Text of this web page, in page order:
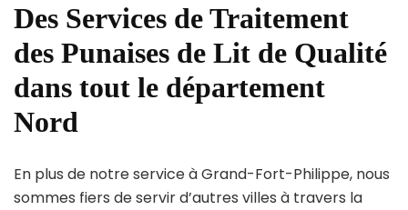
Des Services de Traitement
des Punaises de Lit de Qualité
dans tout le département
Nord
En plus de notre service à Grand-Fort-Philippe, nous
sommes fiers de servir d’autres villes à travers la